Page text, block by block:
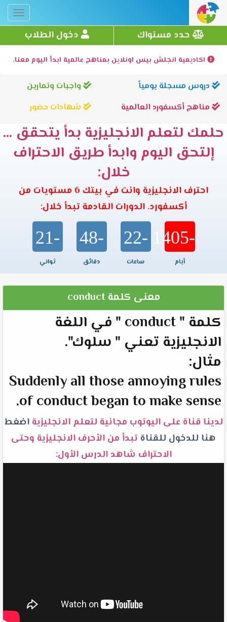
حدد مستواك دخول الطلاب
اكاديمية انجلش بيس اونلاين بمناهج عالمية ابدأ اليوم معنا.
دروس مسجلة يومياً
واجبات وتمارين
مناهج أكسفورد العالمية
شهادات حضور
حلمك لتعلم الانجليزية بدأ يتحقق ...
إلتحق اليوم وابدأ طريق الاحتراف
خلال:
احترف الانجليزية وانت في بيتك 6 مستويات من
أكسفورد. الدورات القادمة تبدأ خلال:
-1405
أيام
-22
ساعات
-48
دقائق
-21
ثواني
معنى كلمة conduct
كلمة " conduct " في اللغة
الانجليزية تعني " سلوك".
مثال:
Suddenly all those annoying rules
of conduct began to make sense.
لدينا قناة على اليوتوب مجانية لتعلم الانجليزية اضغط
هنا للدخول للقناةتبدأ من الأحرف الانجليزية وحتى
الاحتراف شاهد الدرس الأول: